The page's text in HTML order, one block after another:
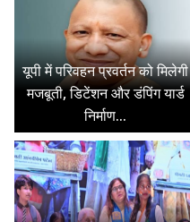
यूपी में परिवहन प्रवर्तन को मिलेगी
मजबूती, डिटेंशन और डंपिंग यार्ड
निर्माण...